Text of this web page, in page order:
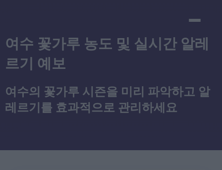
여수 꽃가루 농도 및 실시간 알레
르기 예보
여수의 꽃가루 시즌을 미리 파악하고 알
레르기를 효과적으로 관리하세요